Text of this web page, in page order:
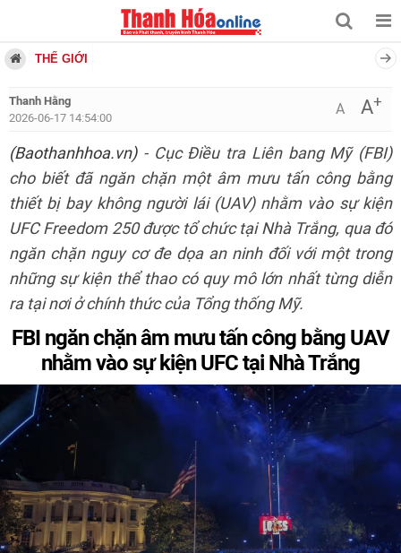
THẾ GIỚI
Thanh Hằng
2026-06-17 14:54:00
A A+
(Baothanhhoa.vn)- Cục Điều tra Liên bang Mỹ (FBI)
cho biết đã ngăn chặn một âm mưu tấn công bằng
thiết bị bay không người lái (UAV) nhằm vào sự kiện
UFC Freedom 250 được tổ chức tại Nhà Trắng, qua đó
ngăn chặn nguy cơ đe dọa an ninh đối với một trong
những sự kiện thể thao có quy mô lớn nhất từng diễn
ra tại nơi ở chính thức của Tổng thống Mỹ.
FBI ngăn chặn âm mưu tấn công bằng UAV
nhằm vào sự kiện UFC tại Nhà Trắng